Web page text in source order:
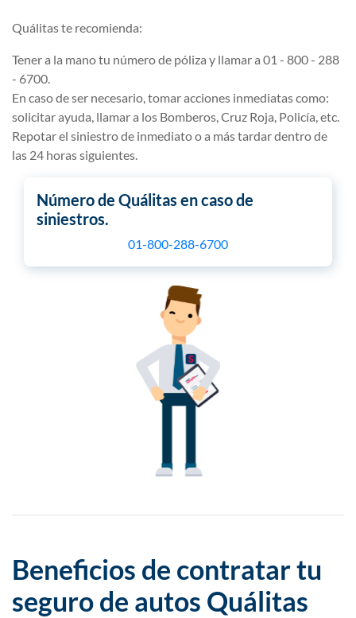
Quálitas te recomienda:
Tener a la mano tu número de póliza y llamar a 01 - 800 - 288
- 6700.
En caso de ser necesario, tomar acciones inmediatas como:
solicitar ayuda, llamar a los Bomberos, Cruz Roja, Policía, etc.
Repotar el siniestro de inmediato o a más tardar dentro de
las 24 horas siguientes.
Número de Quálitas en caso de
siniestros.
01-800-288-6700
Beneficios de contratar tu
seguro de autos Quálitas